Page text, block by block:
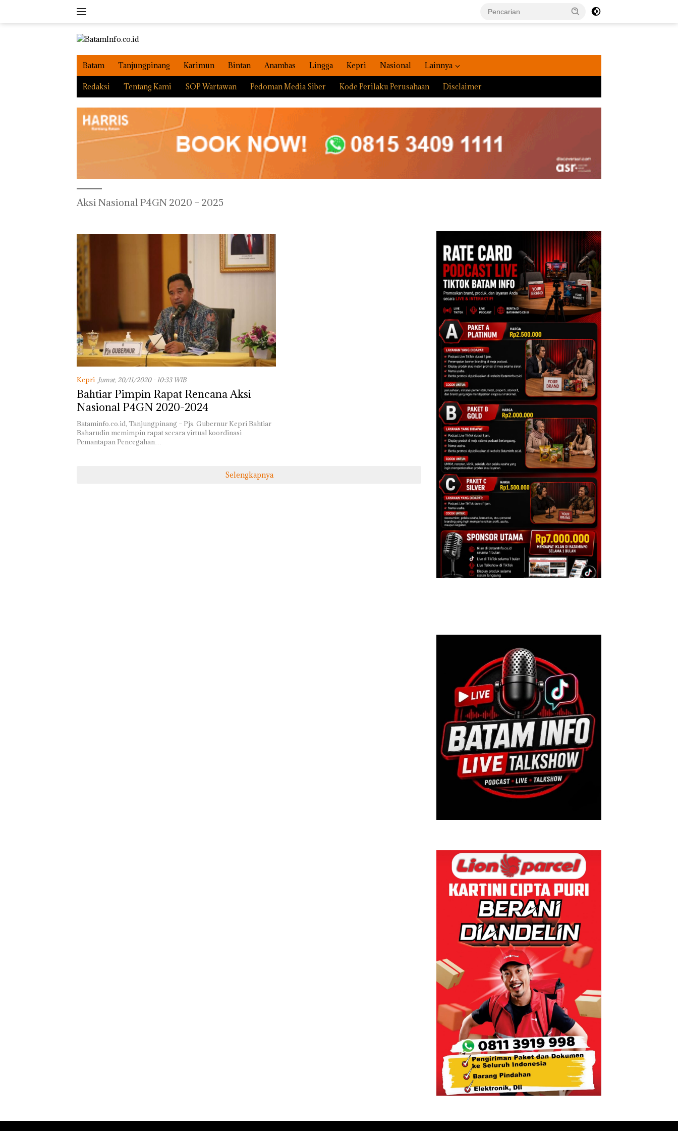
Batam Tanjungpinang Karimun Bintan Anambas Lingga Kepri Nasional Lainnya
Redaksi Tentang Kami SOP Wartawan Pedoman Media Siber Kode Perilaku Perusahaan Disclaimer
Aksi Nasional P4GN 2020 – 2025
Kepri Jumat, 20/11/2020 - 10:33 WIB
Bahtiar Pimpin Rapat Rencana Aksi
Nasional P4GN 2020-2024
Bataminfo.co.id, Tanjungpinang – Pjs. Gubernur Kepri Bahtiar
Baharudin memimpin rapat secara virtual koordinasi
Pemantapan Pencegahan…
Selengkapnya